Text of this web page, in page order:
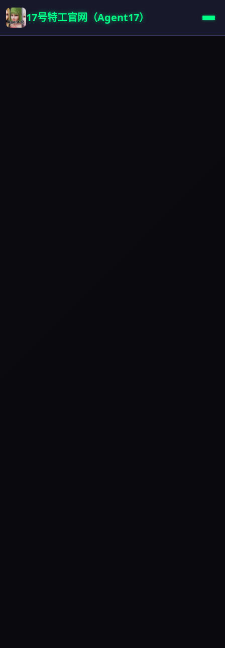
17号特工官网（Agent17）